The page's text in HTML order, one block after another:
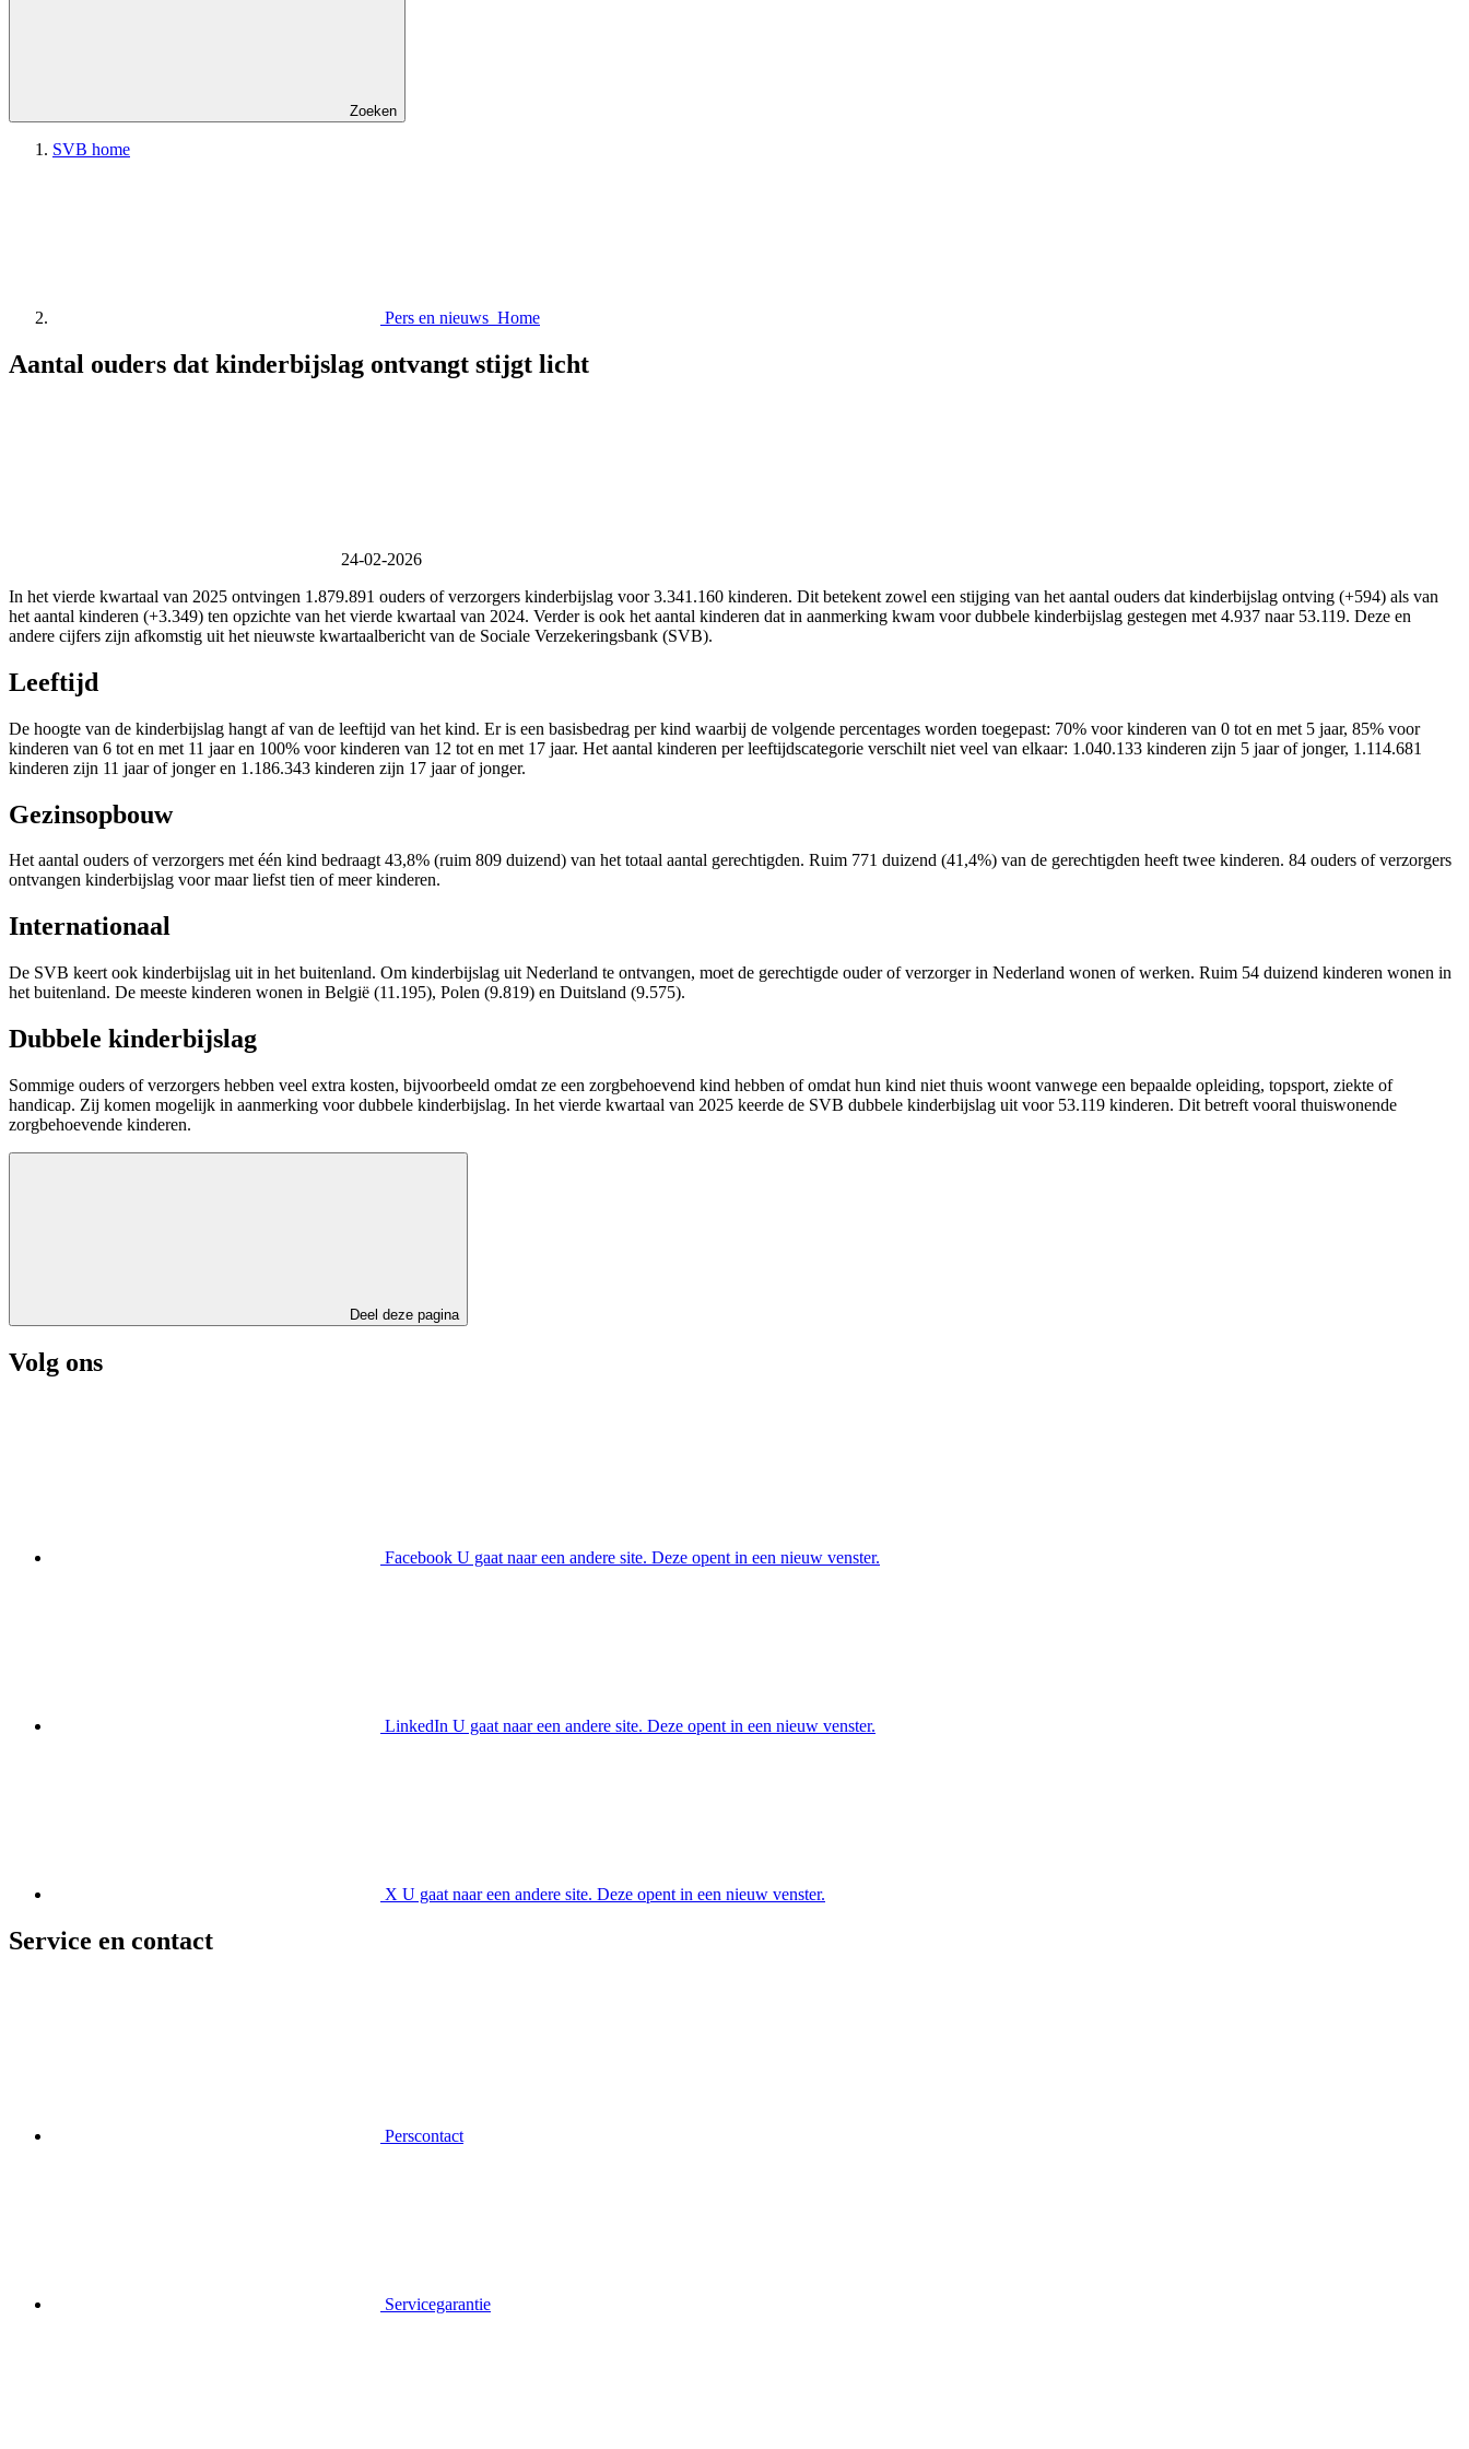
Zoeken
SVB home
Pers en nieuws Home
Aantal ouders dat kinderbijslag ontvangt stijgt licht
24-02-2026
In het vierde kwartaal van 2025 ontvingen 1.879.891 ouders of verzorgers kinderbijslag voor 3.341.160 kinderen. Dit betekent zowel een stijging van het aantal ouders dat kinderbijslag ontving (+594) als van
het aantal kinderen (+3.349) ten opzichte van het vierde kwartaal van 2024. Verder is ook het aantal kinderen dat in aanmerking kwam voor dubbele kinderbijslag gestegen met 4.937 naar 53.119. Deze en
andere cijfers zijn afkomstig uit het nieuwste kwartaalbericht van de Sociale Verzekeringsbank (SVB).
Leeftijd
De hoogte van de kinderbijslag hangt af van de leeftijd van het kind. Er is een basisbedrag per kind waarbij de volgende percentages worden toegepast: 70% voor kinderen van 0 tot en met 5 jaar, 85% voor
kinderen van 6 tot en met 11 jaar en 100% voor kinderen van 12 tot en met 17 jaar. Het aantal kinderen per leeftijdscategorie verschilt niet veel van elkaar: 1.040.133 kinderen zijn 5 jaar of jonger, 1.114.681
kinderen zijn 11 jaar of jonger en 1.186.343 kinderen zijn 17 jaar of jonger.
Gezinsopbouw
Het aantal ouders of verzorgers met één kind bedraagt 43,8% (ruim 809 duizend) van het totaal aantal gerechtigden. Ruim 771 duizend (41,4%) van de gerechtigden heeft twee kinderen. 84 ouders of verzorgers
ontvangen kinderbijslag voor maar liefst tien of meer kinderen.
Internationaal
De SVB keert ook kinderbijslag uit in het buitenland. Om kinderbijslag uit Nederland te ontvangen, moet de gerechtigde ouder of verzorger in Nederland wonen of werken. Ruim 54 duizend kinderen wonen in
het buitenland. De meeste kinderen wonen in België (11.195), Polen (9.819) en Duitsland (9.575).
Dubbele kinderbijslag
Sommige ouders of verzorgers hebben veel extra kosten, bijvoorbeeld omdat ze een zorgbehoevend kind hebben of omdat hun kind niet thuis woont vanwege een bepaalde opleiding, topsport, ziekte of
handicap. Zij komen mogelijk in aanmerking voor dubbele kinderbijslag. In het vierde kwartaal van 2025 keerde de SVB dubbele kinderbijslag uit voor 53.119 kinderen. Dit betreft vooral thuiswonende
zorgbehoevende kinderen.
Deel deze pagina
Volg ons
Facebook U gaat naar een andere site. Deze opent in een nieuw venster.
LinkedIn U gaat naar een andere site. Deze opent in een nieuw venster.
X U gaat naar een andere site. Deze opent in een nieuw venster.
Service en contact
Perscontact
Servicegarantie